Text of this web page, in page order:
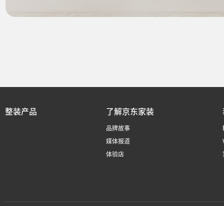
整装产品 了解京东家装
品牌故事
媒体报道
体验店